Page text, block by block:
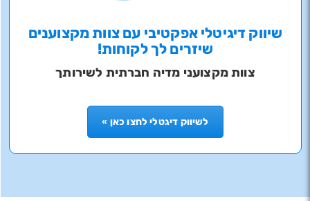
שיווק דיגיטלי אפקטיבי עם צוות מקצוענים
שיזרים לך לקוחות!
צוות מקצועני מדיה חברתית לשירותך
לשיווק דיגטלי לחצו כאן »